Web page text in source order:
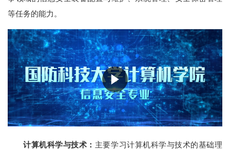
等任务的能力。
计算机科学与技术： 主要学习计算机科学与技术的基础理